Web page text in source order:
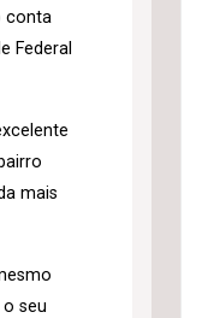
conta
Federal
mais
seu